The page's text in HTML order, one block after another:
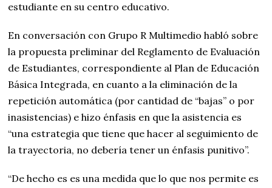
estudiante en su centro educativo.
En conversación con Grupo R Multimedio habló sobre
la propuesta preliminar del Reglamento de Evaluación
de Estudiantes, correspondiente al Plan de Educación
Básica Integrada, en cuanto a la eliminación de la
repetición automática (por cantidad de “bajas” o por
inasistencias) e hizo énfasis en que la asistencia es
“una estrategia que tiene que hacer al seguimiento de
la trayectoria, no debería tener un énfasis punitivo”.
“De hecho es es una medida que lo que nos permite es